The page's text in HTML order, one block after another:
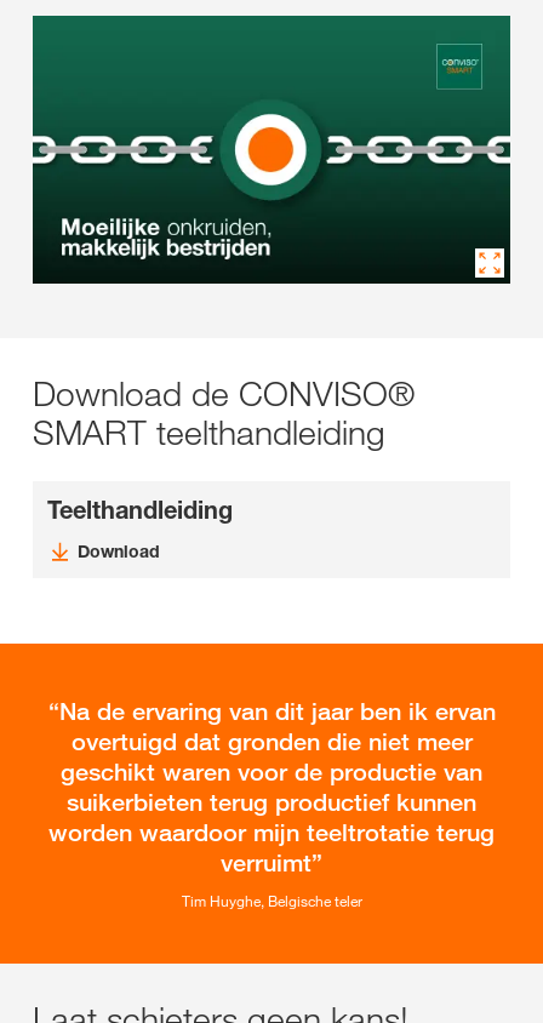
Download de CONVISO®
SMART teelthandleiding
Teelthandleiding
Download
Na de ervaring van dit jaar ben ik ervan
overtuigd dat gronden die niet meer
geschikt waren voor de productie van
suikerbieten terug productief kunnen
worden waardoor mijn teeltrotatie terug
verruimt
Tim Huyghe, Belgische teler